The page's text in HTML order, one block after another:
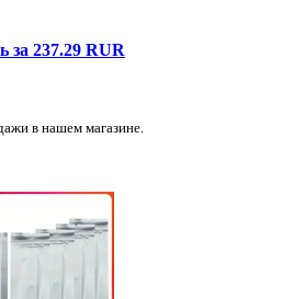
за 237.29 RUR
в нашем магазине.